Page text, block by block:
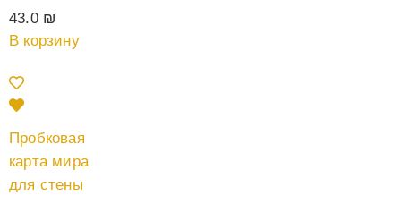
43.0 ₪
В корзину
Пробковая
карта мира
для стены